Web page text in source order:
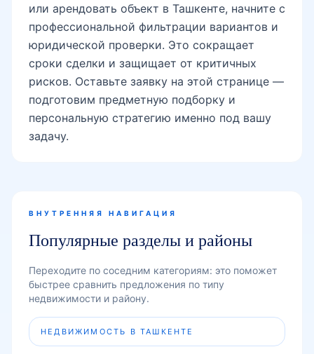
или арендовать объект в Ташкенте, начните с
профессиональной фильтрации вариантов и
юридической проверки. Это сокращает
сроки сделки и защищает от критичных
рисков. Оставьте заявку на этой странице —
подготовим предметную подборку и
персональную стратегию именно под вашу
задачу.
ВНУТРЕННЯЯ НАВИГАЦИЯ
Популярные разделы и районы
Переходите по соседним категориям: это поможет
быстрее сравнить предложения по типу
недвижимости и району.
НЕДВИЖИМОСТЬ В ТАШКЕНТЕ